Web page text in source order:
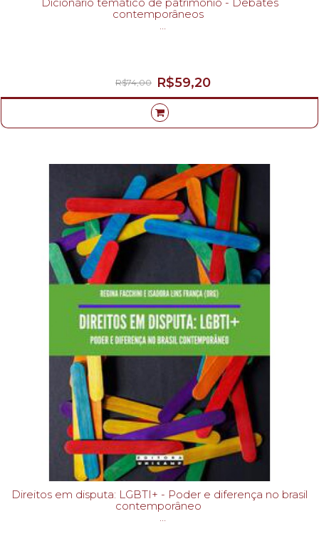
contemporâneos
R$59,20
R$74,00
Direitos em disputa: LGBTI+ - Poder e diferença no brasil
contemporâneo